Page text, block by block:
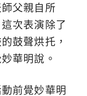
父親自所
次表演除了
鼓聲烘托，
華明說。
前覺妙華明